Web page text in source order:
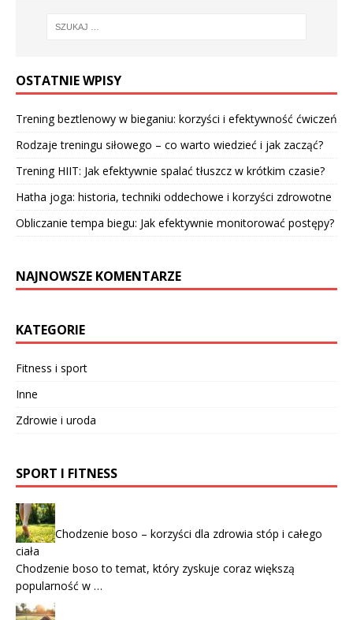
OSTATNIE WPISY
Trening beztlenowy w bieganiu: korzyści i efektywność ćwiczeń
Rodzaje treningu siłowego – co warto wiedzieć i jak zacząć?
Trening HIIT: Jak efektywnie spalać tłuszcz w krótkim czasie?
Hatha joga: historia, techniki oddechowe i korzyści zdrowotne
Obliczanie tempa biegu: Jak efektywnie monitorować postępy?
NAJNOWSZE KOMENTARZE
KATEGORIE
Fitness i sport
Inne
Zdrowie i uroda
SPORT I FITNESS
Chodzenie boso – korzyści dla zdrowia stóp i całego
ciała
Chodzenie boso to temat, który zyskuje coraz większą
popularność w …